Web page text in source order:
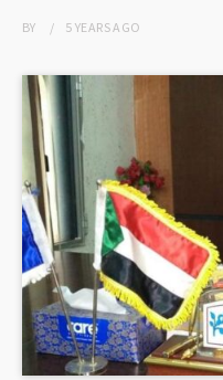
BY 5 YEARSAGO